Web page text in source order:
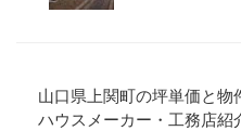
山口県上関町の坪単価と物
ハウスメーカー・工務店紹